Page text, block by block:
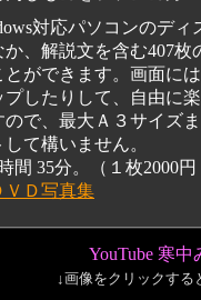
応パソコンのディスク・ド
、 解説文を含む407枚
とができます。画面に
プしたりして、自由に
で、最大Ａ３サイズ
て構いません。
画像407枚、上映時間 35
ＶＤ写真集
YouTube 寒
↓画像をクリックする